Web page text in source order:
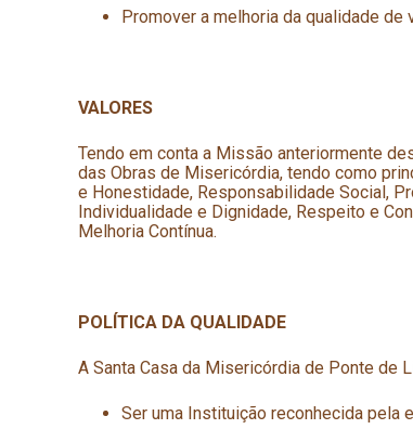
Promover a melhoria da qualidade
VALORES
Tendo em conta a Missão anteriormente
das Obras de Misericórdia, tendo como
e Honestidade, Responsabilidade Social,
Individualidade e Dignidade, Respeito e
Melhoria Contínua.
POLÍTICA DA QUALIDADE
A Santa Casa da Misericórdia de Ponte de
Ser uma Instituição reconhecida pela